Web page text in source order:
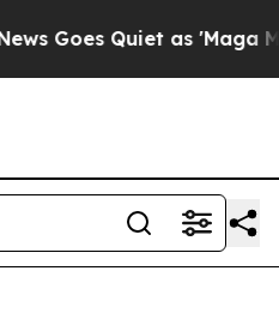
Quiet as 'Maga Media